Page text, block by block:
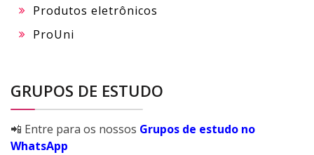
Produtos eletrônicos
ProUni
GRUPOS DE ESTUDO
📲 Entre para os nossos Grupos de estudo no
WhatsApp